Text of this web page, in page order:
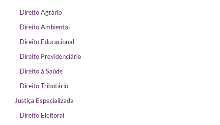
Direito Agrário
Direito Ambiental
Direito Educacional
Direito Previdenciário
Direito à Saúde
Direito Tributário
Justiça Especializada
Direito Eleitoral